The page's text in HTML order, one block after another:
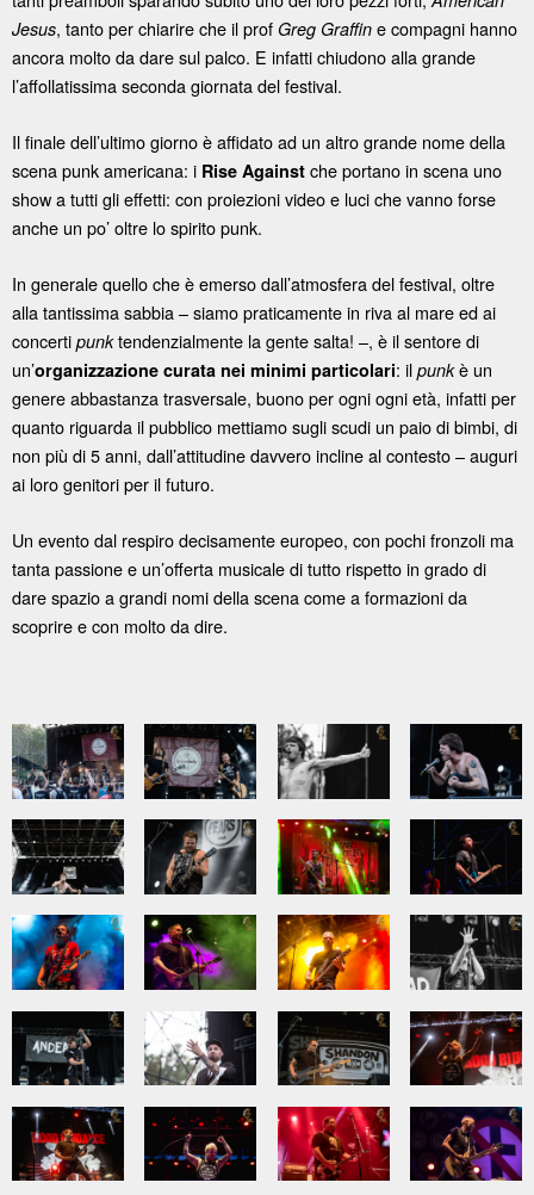
Jesus, tanto per chiarire che il prof Greg Graffin e compagni hanno
ancora molto da dare sul palco. E infatti chiudono alla grande
l’affollatissima seconda giornata del festival.
Il finale dell’ultimo giorno è affidato ad un altro grande nome della
scena punk americana: i Rise Against che portano in scena uno
show a tutti gli effetti: con proiezioni video e luci che vanno forse
anche un po’ oltre lo spirito punk.
In generale quello che è emerso dall’atmosfera del festival, oltre
alla tantissima sabbia – siamo praticamente in riva al mare ed ai
concerti punktendenzialmente la gente salta! –, è il sentore di
un’organizzazione curata nei minimi particolari: il punkè un
genere abbastanza trasversale, buono per ogni ogni età, infatti per
quanto riguarda il pubblico mettiamo sugli scudi un paio di bimbi, di
non più di 5 anni, dall’attitudine davvero incline al contesto – auguri
ai loro genitori per il futuro.
Un evento dal respiro decisamente europeo, con pochi fronzoli ma
tanta passione e un’offerta musicale di tutto rispetto in grado di
dare spazio a grandi nomi della scena come a formazioni da
scoprire e con molto da dire.